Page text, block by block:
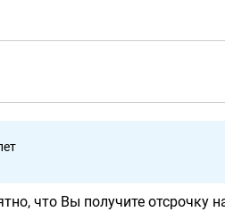
что Вы получите отсрочку